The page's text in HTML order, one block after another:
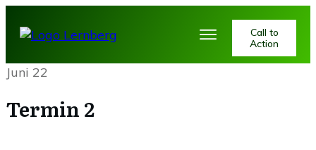
Call to
Action
Juni 22
Termin 2